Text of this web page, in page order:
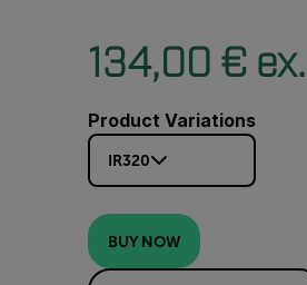
134,00 € ex.
Product Variations
IR320
BUY NOW